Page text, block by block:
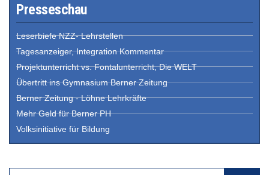
Presseschau
Leserbiefe NZZ- Lehrstellen
Tagesanzeiger, Integration Kommentar
Projektunterricht vs. Fontalunterricht, Die WELT
Übertritt ins Gymnasium Berner Zeitung
Berner Zeitung - Löhne Lehrkräfte
Mehr Geld für Berner PH
Volksinitiative für Bildung